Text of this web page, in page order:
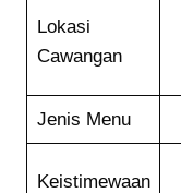
Lokasi
Cawangan
Jenis Menu
Keistimewaan